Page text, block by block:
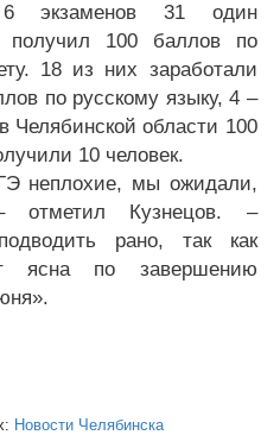
экзаменов 31 один
получил 100 баллов по
18 из них заработали
по русскому языку, 4 –
Челябинской области 100
10 человек.
неплохие, мы ожидали,
отметил Кузнецов. –
рано, так как
ясна по завершению
Новости Челябинска